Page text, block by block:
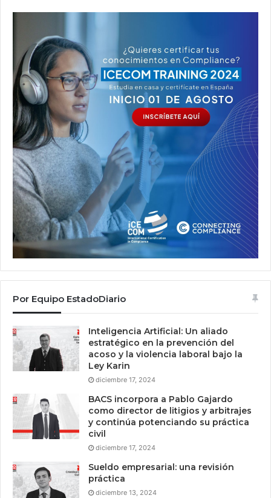
Por Equipo EstadoDiario
Inteligencia Artificial: Un aliado
estratégico en la prevención del
acoso y la violencia laboral bajo la
Ley Karin
diciembre 17, 2024
BACS incorpora a Pablo Gajardo
como director de litigios y arbitrajes
y continúa potenciando su práctica
civil
diciembre 17, 2024
Sueldo empresarial: una revisión
práctica
diciembre 13, 2024